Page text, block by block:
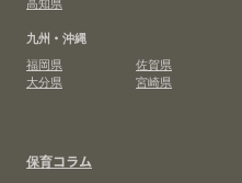
九州・沖縄
福岡県
佐賀県
大分県
宮崎県
保育コラム